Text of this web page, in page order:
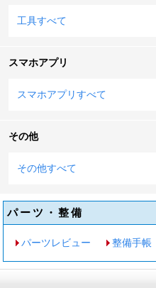
工具すべて
スマホアプリ
スマホアプリすべて
その他
その他すべて
パーツ・整備
パーツレビュー 整備手帳